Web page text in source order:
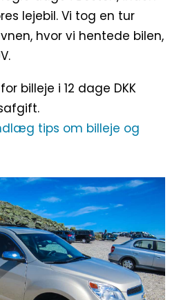
lejebil. Vi tog en tur
hvor vi hentede bilen,
billeje i 12 dage DKK
tips om billeje og